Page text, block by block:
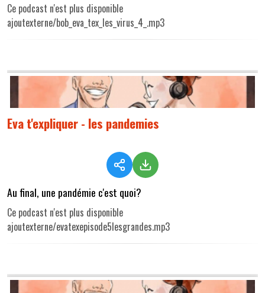
Ce podcast n'est plus disponible
ajoutexterne/bob_eva_tex_les_virus_4_.mp3
Eva t'expliquer - les pandemies
Au final, une pandémie c'est quoi?
Ce podcast n'est plus disponible
ajoutexterne/evatexepisode5lesgrandes.mp3